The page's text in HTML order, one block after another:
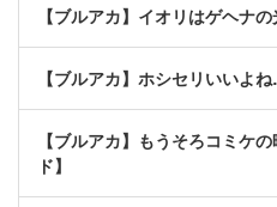
【ブルアカ】イオリはゲヘナ
【ブルアカ】ホシセリいいよ
【ブルアカ】もうそろコミケ
ド】